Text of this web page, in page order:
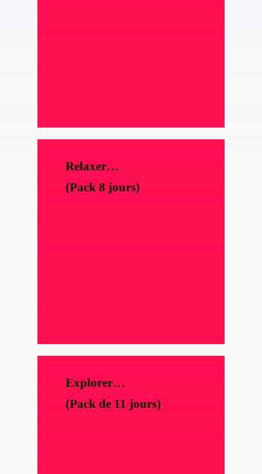
Relaxer…
(Pack 8 jours)
Explorer…
(Pack de 11 jours)